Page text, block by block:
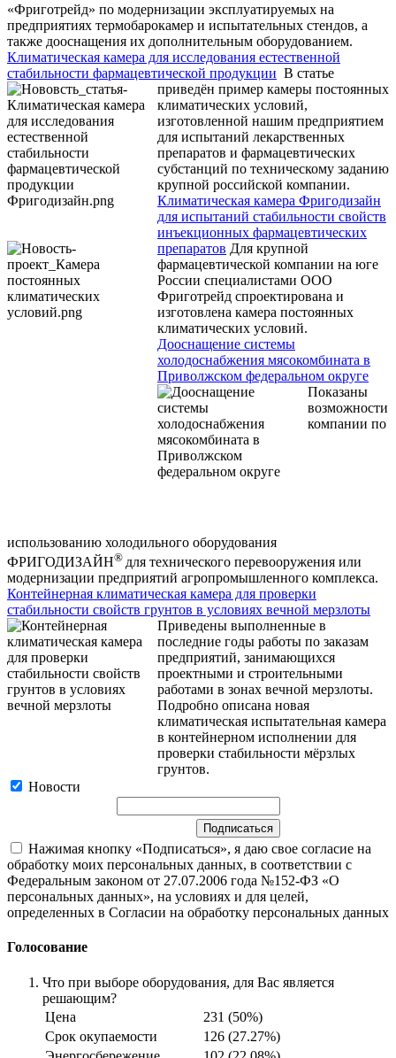
«Фриготрейд» по модернизации эксплуатируемых на
предприятиях термобарокамер и испытательных стендов, а
также дооснащения их дополнительным оборудованием.
Климатическая камера для исследования естественной
стабильности фармацевтической продукции В статье
приведён пример камеры постоянных
климатических условий,
изготовленной нашим предприятием
для испытаний лекарственных
препаратов и фармацевтических
субстанций по техническому заданию
крупной российской компании.
Климатическая камера Фригодизайн
для испытаний стабильности свойств
инъекционных фармацевтических
препаратов Для крупной
фармацевтической компании на юге
России специалистами ООО
Фриготрейд спроектирована и
изготовлена камера постоянных
климатических условий.
Дооснащение системы
холодоснабжения мясокомбината в
Приволжском федеральном округе
Показаны
возможности
компании по
использованию холодильного оборудования
ФРИГОДИЗАЙН® для технического перевооружения или
модернизации предприятий агропромышленного комплекса.
Контейнерная климатическая камера для проверки
стабильности свойств грунтов в условиях вечной мерзлоты
Приведены выполненные в
последние годы работы по заказам
предприятий, занимающихся
проектными и строительными
работами в зонах вечной мерзлоты.
Подробно описана новая
климатическая испытательная камера
в контейнерном исполнении для
проверки стабильности мёрзлых
грунтов.
Новости
Нажимая кнопку «Подписаться», я даю свое согласие на
обработку моих персональных данных, в соответствии с
Федеральным законом от 27.07.2006 года №152-ФЗ «О
персональных данных», на условиях и для целей,
определенных в Согласии на обработку персональных данных
Голосование
Что при выборе оборудования, для Вас является
решающим?
Цена
231 (50%)
Срок окупаемости
126 (27.27%)